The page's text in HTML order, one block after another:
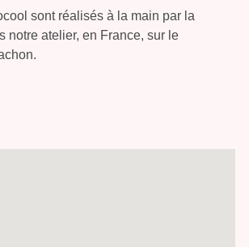
sont réalisés à la main par la
notre atelier, en France, sur le